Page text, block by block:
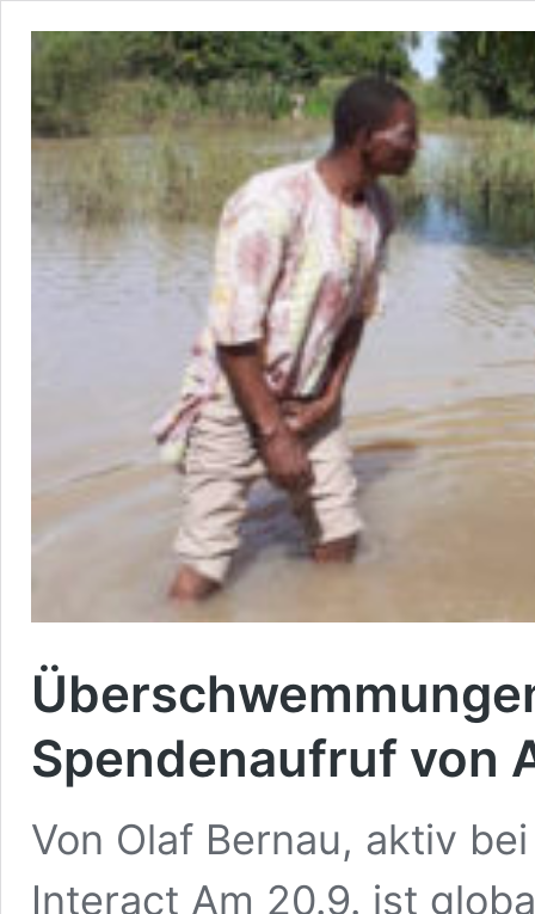
Spendenaufruf von
Von Olaf Bernau, aktiv
Interact Am 20.9. ist